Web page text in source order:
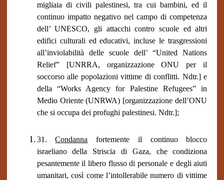
migliaia di civili palestinesi, tra cui bambini, ed il
continuo impatto negativo nel campo di competenza
dell’ UNESCO, gli attacchi contro scuole ed altri
edifici culturali ed educativi, incluse le trasgressioni
all’inviolabilità delle scuole dell’ “United Nations
Relief” [UNRRA, organizzazione ONU per il
soccorso alle popolazioni vittime di conflitti. Ndtr.] e
della “Works Agency for Palestine Refugees” in
Medio Oriente (UNRWA) [organizzazione dell’ONU
che si occupa dei profughi palestinesi. Ndtr.];
31.Condanna fortemente il continuo blocco
israeliano della Striscia di Gaza, che condiziona
pesantemente il libero flusso di personale e degli aiuti
umanitari, così come l’intollerabile numero di vittime